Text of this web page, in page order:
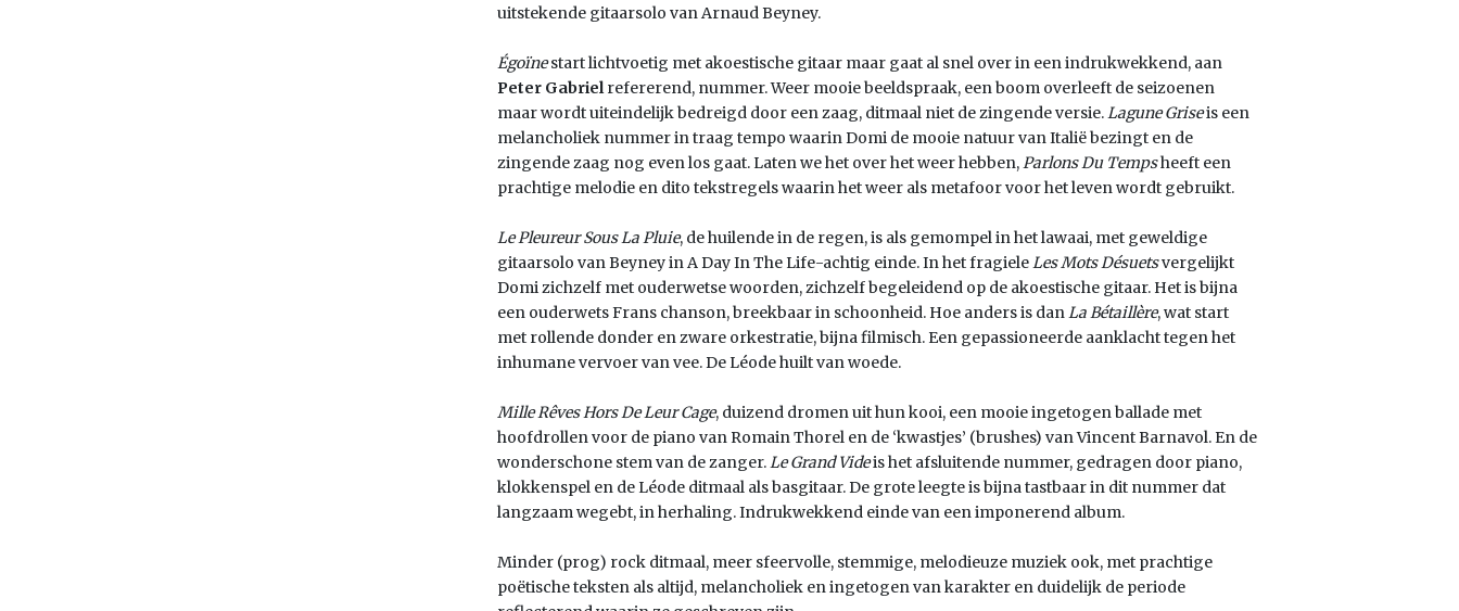
uitstekende gitaarsolo van Arnaud Beyney.
Égoïnestart lichtvoetig met akoestische gitaar maar gaat al snel over in een indrukwekkend, aan
Peter Gabrielrefererend, nummer. Weer mooie beeldspraak, een boom overleeft de seizoenen
maar wordt uiteindelijk bedreigd door een zaag, ditmaal niet de zingende versie.Lagune Griseis een
melancholiek nummer in traag tempo waarin Domi de mooie natuur van Italië bezingt en de
zingende zaag nog even los gaat. Laten we het over het weer hebben,Parlons Du Tempsheeft een
prachtige melodie en dito tekstregels waarin het weer als metafoor voor het leven wordt gebruikt.
Le Pleureur Sous La Pluie, de huilende in de regen, is als gemompel in het lawaai, met geweldige
gitaarsolo van Beyney in A Day In The Life-achtig einde. In het fragieleLes Mots Désuetsvergelijkt
Domi zichzelf met ouderwetse woorden, zichzelf begeleidend op de akoestische gitaar. Het is bijna
een ouderwets Frans chanson, breekbaar in schoonheid. Hoe anders is danLa Bétaillère, wat start
met rollende donder en zware orkestratie, bijna filmisch. Een gepassioneerde aanklacht tegen het
inhumane vervoer van vee. De Léode huilt van woede.
Mille Rêves Hors De Leur Cage, duizend dromen uit hun kooi, een mooie ingetogen ballade met
hoofdrollen voor de piano van Romain Thorel en de ‘kwastjes’ (brushes) van Vincent Barnavol. En de
wonderschone stem van de zanger.Le Grand Videis het afsluitende nummer, gedragen door piano,
klokkenspel en de Léode ditmaal als basgitaar. De grote leegte is bijna tastbaar in dit nummer dat
langzaam wegebt, in herhaling. Indrukwekkend einde van een imponerend album.
Minder (prog) rock ditmaal, meer sfeervolle, stemmige, melodieuze muziek ook, met prachtige
poëtische teksten als altijd, melancholiek en ingetogen van karakter en duidelijk de periode